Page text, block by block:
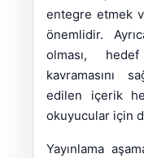
entegre etmek
önemlidir.
olması,
kavramasını
edilen içerik
okuyucular için
Yayınlama